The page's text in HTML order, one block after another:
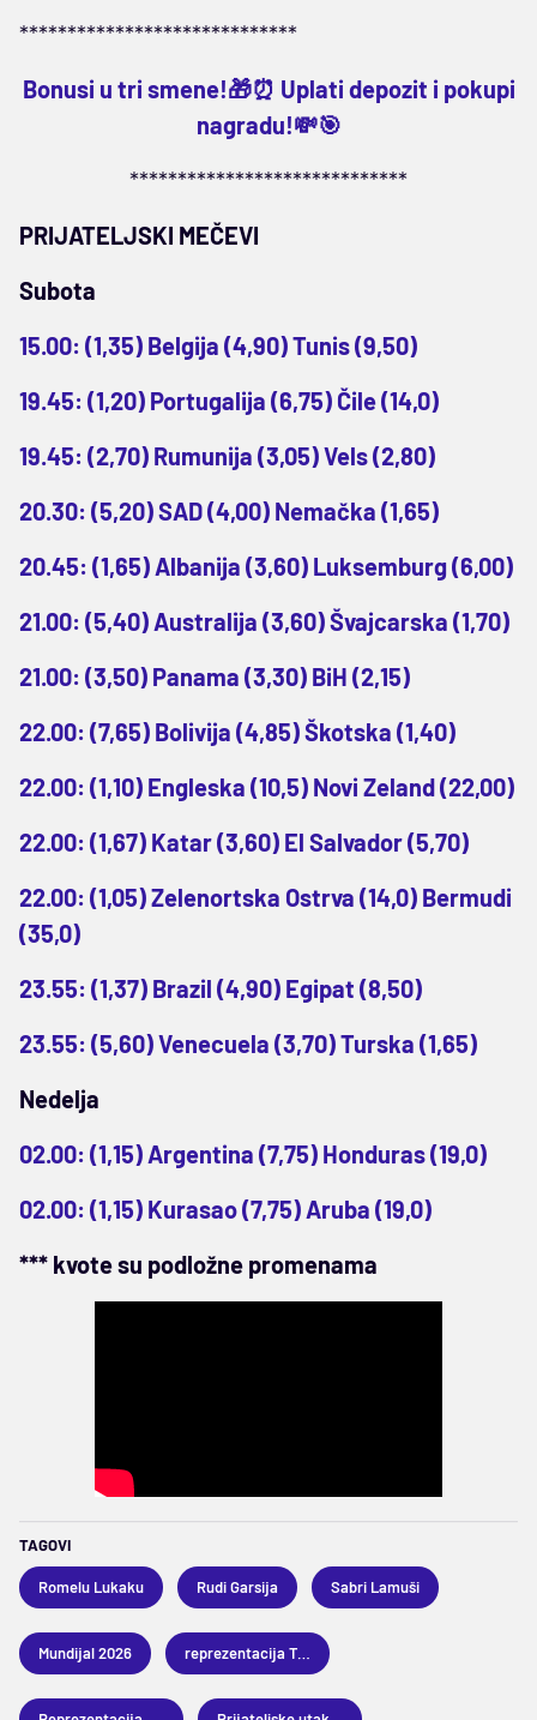
*****************************
Bonusi u tri smene!🎁⏰ Uplati depozit i pokupi
nagradu!💸🎯
*****************************
PRIJATELJSKI MEČEVI
Subota
15.00: (1,35) Belgija (4,90) Tunis (9,50)
19.45: (1,20) Portugalija (6,75) Čile (14,0)
19.45: (2,70) Rumunija (3,05) Vels (2,80)
20.30: (5,20) SAD (4,00) Nemačka (1,65)
20.45: (1,65) Albanija (3,60) Luksemburg (6,00)
21.00: (5,40) Australija (3,60) Švajcarska (1,70)
21.00: (3,50) Panama (3,30) BiH (2,15)
22.00: (7,65) Bolivija (4,85) Škotska (1,40)
22.00: (1,10) Engleska (10,5) Novi Zeland (22,00)
22.00: (1,67) Katar (3,60) El Salvador (5,70)
22.00: (1,05) Zelenortska Ostrva (14,0) Bermudi
(35,0)
23.55: (1,37) Brazil (4,90) Egipat (8,50)
23.55: (5,60) Venecuela (3,70) Turska (1,65)
Nedelja
02.00: (1,15) Argentina (7,75) Honduras (19,0)
02.00: (1,15) Kurasao (7,75) Aruba (19,0)
*** kvote su podložne promenama
TAGOVI
Romelu Lukaku Rudi Garsija Sabri Lamuši
Mundijal 2026